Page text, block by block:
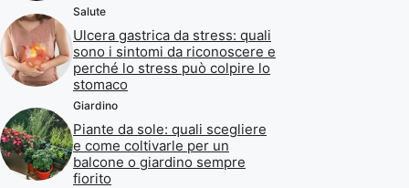
Salute
Ulcera gastrica da stress: quali
sono i sintomi da riconoscere e
perché lo stress può colpire lo
stomaco
Giardino
Piante da sole: quali scegliere
e come coltivarle per un
balcone o giardino sempre
fiorito